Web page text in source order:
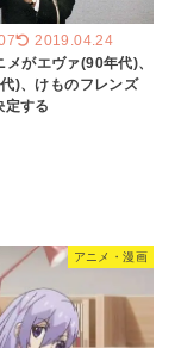
2019.04.24
メがエヴァ(90年代)、
)、けものフレンズ
定する
アニメ・漫画